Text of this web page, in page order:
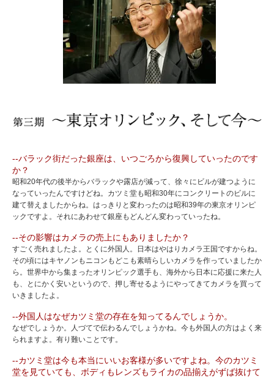
--バラック街だった銀座は、いつごろから復興していったのです
か？
昭和20年代の後半からバラックや露店が減って、徐々にビルが建つように
なっていったんですけどね。カツミ堂も昭和30年にコンクリートのビルに
建て替えましたからね。はっきりと変わったのは昭和39年の東京オリンピ
ックですよ。それにあわせて銀座もどんどん変わっていったね。
--その影響はカメラの売上にもありましたか？
すごく売れましたよ。とくに外国人。日本はやはりカメラ王国ですからね。
その頃にはキヤノンもニコンもどこも素晴らしいカメラを作っていましたか
ら。世界中から集まったオリンピック選手も、海外から日本に応援に来た人
も、とにかく安いというので、押し寄せるようにやってきてカメラを買って
いきましたよ。
--外国人はなぜカツミ堂の存在を知ってるんでしょうか。
なぜでしょうか。人づてで伝わるんでしょうかね。今も外国人の方はよく来
られますよ。有り難いことです。
--カツミ堂は今も本当にいいお客様が多いですよね。今のカツミ
堂を見ていても、ボディもレンズもライカの品揃えがずば抜けて